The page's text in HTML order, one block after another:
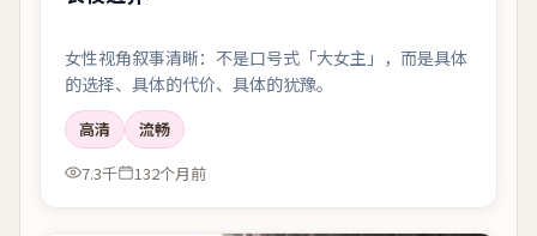
女性视角叙事清晰：不是口号式「大女主」，而是具体
的选择、具体的代价、具体的犹豫。
高清
流畅
7.3千
132个月前